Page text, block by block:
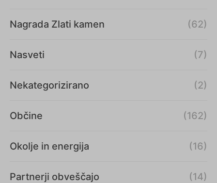
Nagrada Zlati kamen (62)
Nasveti (7)
Nekategorizirano (2)
Občine (162)
Okolje in energija (16)
Partnerji obveščajo (14)